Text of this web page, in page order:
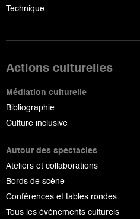
Technique
Actions culturelles
Médiation culturelle
Bibliographie
Culture inclusive
Autour des spectacles
Ateliers et collaborations
Bords de scène
Conférences et tables rondes
Tous les événements culturels